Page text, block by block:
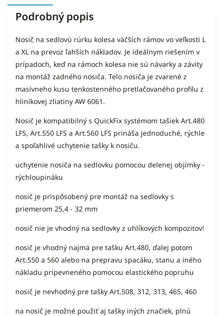
Podrobný popis
Nosič na sedlovú rúrku kolesa väčších rámov vo veľkosti L
a XL na prevoz ľahších nákladov. Je ideálnym riešením v
prípadoch, keď na rámoch kolesa nie sú návarky a závity
na montáž zadného nosiča. Telo nosiča je zvarené z
masívneho kusu tenkostenného pretlačovaného profilu z
hliníkovej zliatiny AW 6061.
Nosič je kompatibilný s QuickFix systémom tašiek Art.480
LFS, Art.550 LFS a Art.560 LFS prináša jednoduché, rýchle
a spoľahlivé uchytenie tašky k nosiču.
uchytenie nosiča na sedlovku pomocou delenej objímky -
rýchloupináku
nosič je prispôsobený pre montáž na sedlovky s
priemerom 25,4 - 32 mm
nosič nie je vhodný na sedlovky z uhlíkových kompozitov!
nosič je vhodný najmä pre tašku Art.480, ďalej potom
Art.550 a 560 alebo na prepravu spacáku, stanu a iného
nákladu pripevneného pomocou elastického popruhu
nosič je nevhodný pre tašky Art.508, 312, 313, 465, 460
na nosič je možné použiť aj tašky iných značiek, plnú